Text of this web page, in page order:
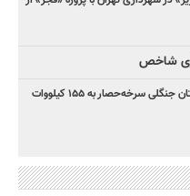
سرخه‌حصار به ۱۵۵ کیلووات